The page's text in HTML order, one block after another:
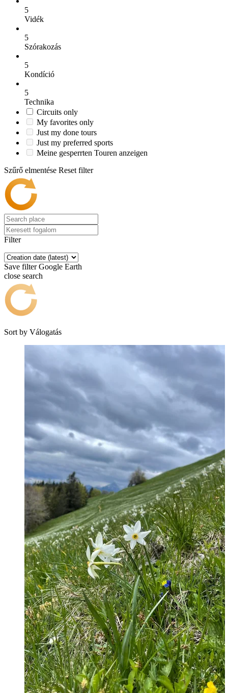
5
Vidék
5
Szórakozás
5
Kondíció
5
Technika
Circuits only
My favorites only
Just my done tours
Just my preferred sports
Meine gesperrten Touren anzeigen
Szűrő elmentése Reset filter
Filter
Save filter Google Earth
close search
Sort by Válogatás